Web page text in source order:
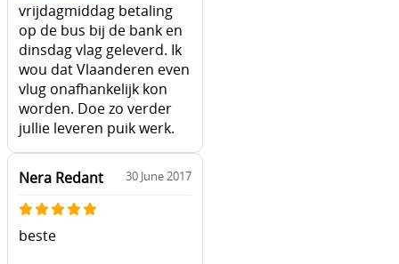
vrijdagmiddag betaling
op de bus bij de bank en
dinsdag vlag geleverd. Ik
wou dat Vlaanderen even
vlug onafhankelijk kon
worden. Doe zo verder
jullie leveren puik werk.
Nera Redant 30 June 2017
beste